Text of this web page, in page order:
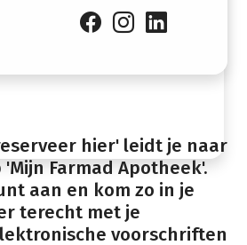
hier' leidt je naar
Farmad Apotheek'.
aan en kom zo in je
terecht met je
voorschriften